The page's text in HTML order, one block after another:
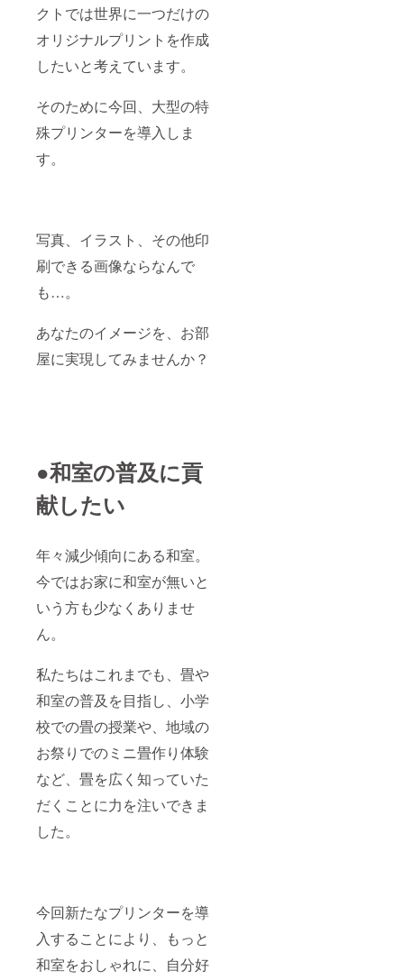
クトでは世界に一つだけの
オリジナルプリントを作成
したいと考えています。
そのために今回、大型の特
殊プリンターを導入しま
す。
写真、イラスト、その他印
刷できる画像ならなんで
も…。
あなたのイメージを、お部
屋に実現してみませんか？
●和室の普及に貢
献したい
年々減少傾向にある和室。
今ではお家に和室が無いと
いう方も少なくありませ
ん。
私たちはこれまでも、畳や
和室の普及を目指し、小学
校での畳の授業や、地域の
お祭りでのミニ畳作り体験
など、畳を広く知っていた
だくことに力を注いできま
した。
今回新たなプリンターを導
入することにより、もっと
和室をおしゃれに、自分好